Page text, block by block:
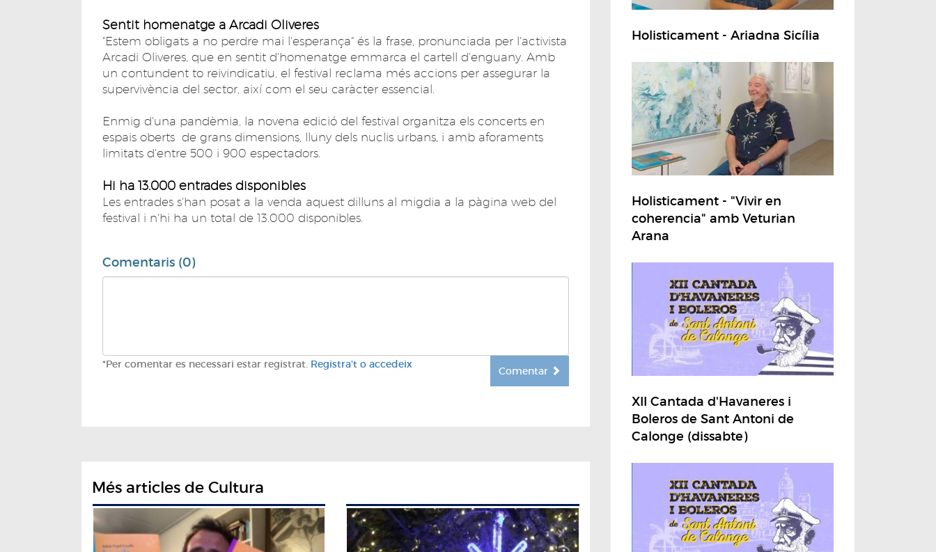
Sentit homenatge a Arcadi Oliveres
"Estem obligats a no perdre mai l'esperança" és la frase, pronunciada per l'activista
Arcadi Oliveres, que en sentit d'homenatge emmarca el cartell d'enguany. Amb
un contundent to reivindicatiu, el festival reclama més accions per assegurar la
supervivència del sector, així com el seu caràcter essencial.
Enmig d'una pandèmia, la novena edició del festival organitza els concerts en
espais oberts de grans dimensions, lluny dels nuclis urbans, i amb aforaments
limitats d'entre 500 i 900 espectadors.
Hi ha 13.000 entrades disponibles
Les entrades s'han posat a la venda aquest dilluns al migdia a la pàgina web del
festival i n'hi ha un total de 13.000 disponibles.
Comentaris (0)
*Per comentar es necessari estar registrat. Registra't o accedeix
Comentar
Més articles de Cultura
Holisticament - Ariadna Sicília
Holisticament - "Vivir en
coherencia" amb Veturian
Arana
XII Cantada d'Havaneres i
Boleros de Sant Antoni de
Calonge (dissabte)